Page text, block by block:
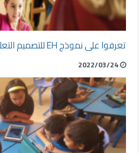
تعرفوا على نموذج EH للتصميم التعليمي
2022/03/24